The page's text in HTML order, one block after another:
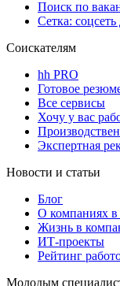
Поиск по
Сетка:
Соискателям
hh PRO
Готовое
Все сервисы
Хочу у вас
Экспертная
Новости и статьи
Блог
О компаниях
Жизнь в
ИТ-проекты
Рейтинг
Молодым